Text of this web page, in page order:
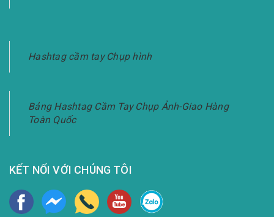
Hashtag cầm tay Chụp hình
Bảng Hashtag Cầm Tay Chụp Ảnh-Giao Hàng
Toàn Quốc
KẾT NỐI VỚI CHÚNG TÔI